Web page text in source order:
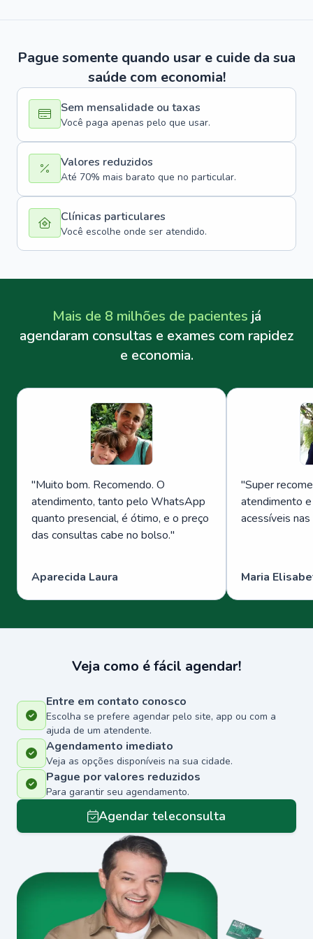
Pague somente quando usar e cuide da sua
saúde com economia!
Sem mensalidade ou taxas
Você paga apenas pelo que usar.
Valores reduzidos
Até 70% mais barato que no particular.
Clínicas particulares
Você escolhe onde ser atendido.
Mais de 8 milhões de pacientes já
agendaram consultas e exames com rapidez
e economia.
"Muito bom. Recomendo. O
atendimento, tanto pelo WhatsApp
quanto presencial, é ótimo, e o preço
das consultas cabe no bolso."
Aparecida Laura
"Super
atendimento
acessíveis
Maria
Veja como é fácil agendar!
Entre em contato conosco
Escolha se prefere agendar pelo site, app ou com a
ajuda de um atendente.
Agendamento imediato
Veja as opções disponíveis na sua cidade.
Pague por valores reduzidos
Para garantir seu agendamento.
Agendar teleconsulta